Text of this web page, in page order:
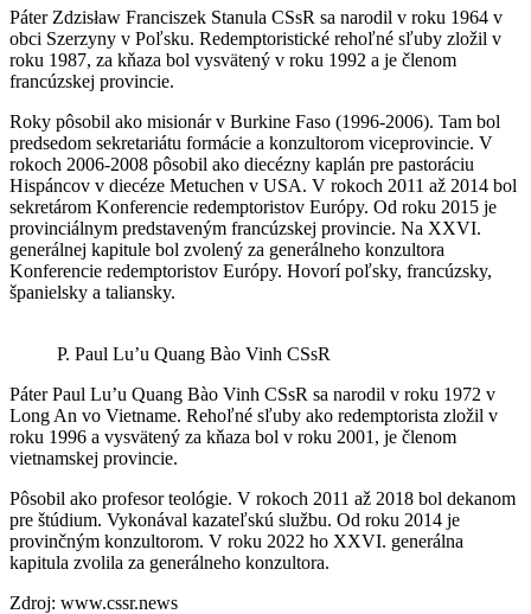
Páter Zdzisław Franciszek Stanula CSsR sa narodil v roku 1964 v
obci Szerzyny v Poľsku. Redemptoristické rehoľné sľuby zložil v
roku 1987, za kňaza bol vysvätený v roku 1992 a je členom
francúzskej provincie.
Roky pôsobil ako misionár v Burkine Faso (1996-2006). Tam bol
predsedom sekretariátu formácie a konzultorom viceprovincie. V
rokoch 2006-2008 pôsobil ako diecézny kaplán pre pastoráciu
Hispáncov v diecéze Metuchen v USA. V rokoch 2011 až 2014 bol
sekretárom Konferencie redemptoristov Európy. Od roku 2015 je
provinciálnym predstaveným francúzskej provincie. Na XXVI.
generálnej kapitule bol zvolený za generálneho konzultora
Konferencie redemptoristov Európy. Hovorí poľsky, francúzsky,
španielsky a taliansky.
P. Paul Lu’u Quang Bào Vinh CSsR
Páter Paul Lu’u Quang Bào Vinh CSsR sa narodil v roku 1972 v
Long An vo Vietname. Rehoľné sľuby ako redemptorista zložil v
roku 1996 a vysvätený za kňaza bol v roku 2001, je členom
vietnamskej provincie.
Pôsobil ako profesor teológie. V rokoch 2011 až 2018 bol dekanom
pre štúdium. Vykonával kazateľskú službu. Od roku 2014 je
provinčným konzultorom. V roku 2022 ho XXVI. generálna
kapitula zvolila za generálneho konzultora.
Zdroj: www.cssr.news